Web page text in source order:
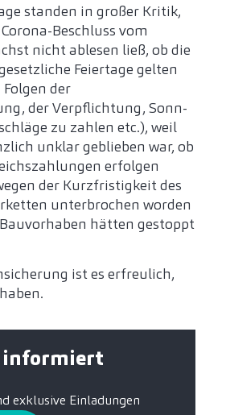
standen in großer Kritik,
Beschluss vom
nicht ablesen ließ, ob die
Feiertage gelten
der
der Verpflichtung, Sonn-
zu zahlen etc.), weil
unklar geblieben war, ob
erfolgen
der Kurzfristigkeit des
unterbrochen worden
hätten gestoppt
ist es erfreulich,
informiert
exklusive Einladungen